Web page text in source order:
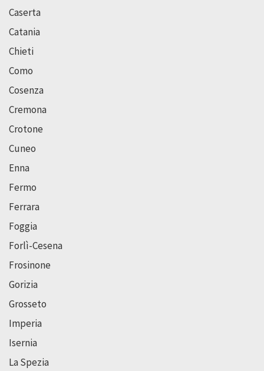
Caserta
Catania
Chieti
Como
Cosenza
Cremona
Crotone
Cuneo
Enna
Fermo
Ferrara
Foggia
Forlì-Cesena
Frosinone
Gorizia
Grosseto
Imperia
Isernia
La Spezia